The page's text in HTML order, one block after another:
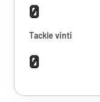
0
Tackle vinti
0